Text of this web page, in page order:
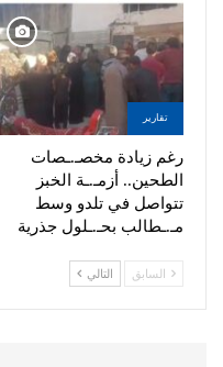
تقارير
رغم زيادة مخصـ.ـصات
الطحين.. أزمـ.ـة الخبز
تتواصل في تلدو وسط
مـ.ـطالب بحـ.ـلول جذرية
السابق التالي